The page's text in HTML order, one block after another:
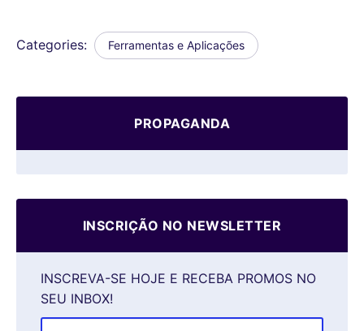
Categories: Ferramentas e Aplicações
PROPAGANDA
INSCRIÇÃO NO NEWSLETTER
INSCREVA-SE HOJE E RECEBA PROMOS NO
SEU INBOX!